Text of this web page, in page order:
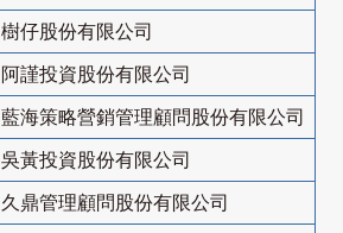
樹仔股份有限公司
阿謹投資股份有限公司
藍海策略營銷管理顧問股份有限公司
吳黃投資股份有限公司
久鼎管理顧問股份有限公司